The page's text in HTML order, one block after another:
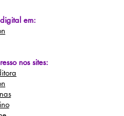
em:
nos sites: